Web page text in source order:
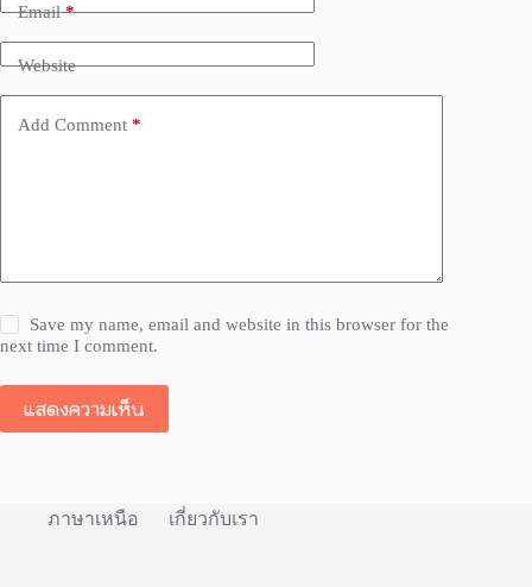
Email*
Website
Add Comment *
Save my name, email and website in this browser for the
next time I comment.
แสดงความเห็น
ภาษาเหนือ เกี่ยวกับเรา